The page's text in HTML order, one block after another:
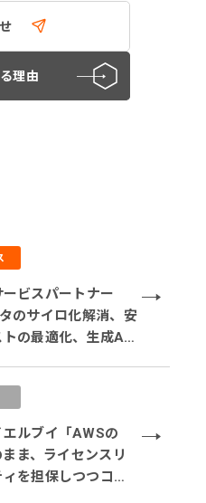
理由
ビスパートナー
のサイロ化解消、安
の最適化、生成AI
エルブイ「AWSの
ま、ライセンスリ
を担保しつつコス